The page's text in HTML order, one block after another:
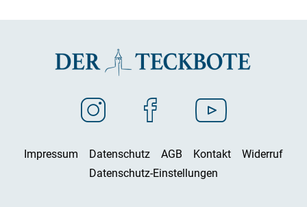
Impressum Datenschutz AGB Kontakt
Widerruf
Datenschutz-Einstellungen